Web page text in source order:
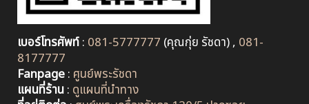
เบอร์โทรศัพท์: 081-5777777 (คุณกุ่ย รัชดา) , 081-
8177777
Fanpage: ศูนย์พระรัชดา
แผนที่ร้าน: ดูแผนที่นำทาง